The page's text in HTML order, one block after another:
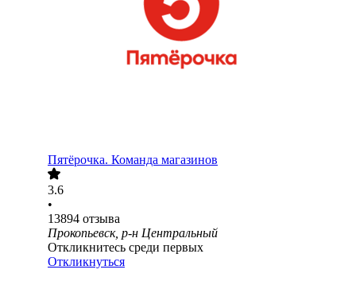
Пятёрочка. Команда магазинов
3.6
•
13894 отзыва
Прокопьевск, р-н Центральный
Откликнитесь среди первых
Откликнуться